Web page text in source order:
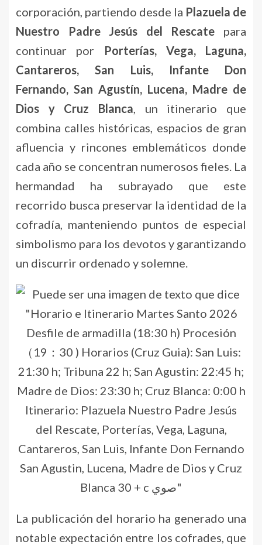
corporación, partiendo desde la Plazuela de
Nuestro Padre Jesús del Rescate para
continuar por
Porterías, Vega, Laguna,
Cantareros, San Luis, Infante Don
Fernando, San Agustín, Lucena, Madre de
Dios y Cruz Blanca, un itinerario que
combina calles históricas, espacios de gran
afluencia y rincones emblemáticos donde
cada año se concentran numerosos fieles. La
hermandad ha subrayado que este
recorrido busca preservar la identidad de la
cofradía, manteniendo puntos de especial
simbolismo para los devotos y garantizando
un discurrir ordenado y solemne.
La publicación del horario ha generado una
notable expectación entre los cofrades, que